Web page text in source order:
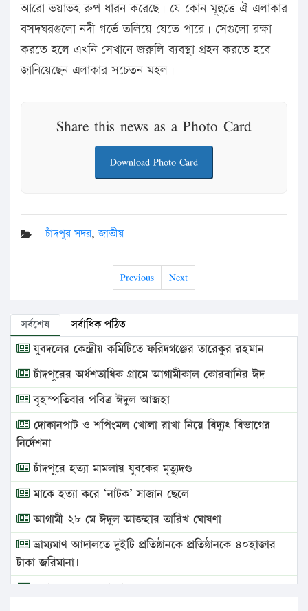
আরো ভয়াভহ রুপ ধারন করেছে। যে কোন মূহুত্তে ঐ এলাকার
বসদঘরগুলো নদী গর্ভে তলিয়ে যেতে পারে। সেগুলো রক্ষা
করতে হলে এখনি সেখানে জরুলি ব্যবস্থা গ্রহন করতে হবে
জানিয়েছেন এলাকার সচেতন মহল।
Share this news as a Photo Card
Download Photo Card
চাঁদপুর সদর,জাতীয়
Previous Next
সর্বশেষ সর্বাধিক পঠিত
যুবদলের কেন্দ্রীয় কমিটিতে ফরিদগঞ্জের তারেকুর রহমান
চাঁদপুরের অর্ধশতাধিক গ্রামে আগামীকাল কোরবানির ঈদ
বৃহস্পতিবার পবিত্র ঈদুল আজহা
দোকানপাট ও শপিংমল খোলা রাখা নিয়ে বিদ্যুৎ বিভাগের
নির্দেশনা
চাঁদপুরে হত্যা মামলায় যুবকের মৃত্যুদণ্ড
মাকে হত্যা করে ‘নাটক’ সাজান ছেলে
আগামী ২৮ মে ঈদুল আজহার তারিখ ঘোষণা
ভ্রাম্যমাণ আদালতে দুইটি প্রতিষ্ঠানকে প্রতিষ্ঠানকে ৪০হাজার
টাকা জরিমানা।
এবার লঞ্চের ভাড়া বাড়ল